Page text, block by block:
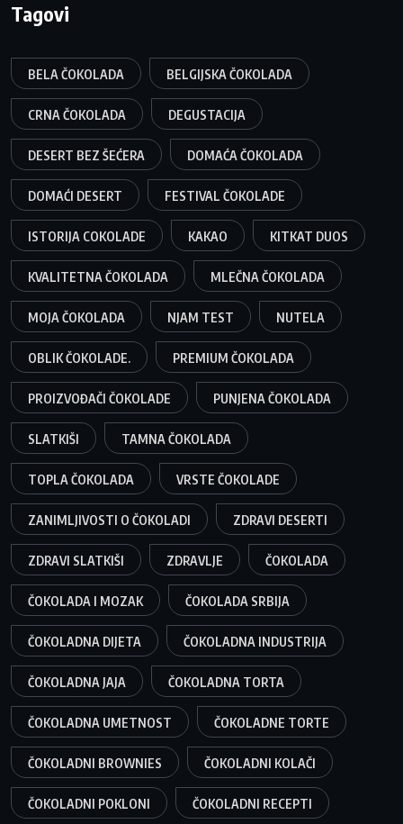
Tagovi
BELA ČOKOLADA BELGIJSKA ČOKOLADA
CRNA ČOKOLADA DEGUSTACIJA
DESERT BEZ ŠEĆERA DOMAĆA ČOKOLADA
DOMAĆI DESERT FESTIVAL ČOKOLADE
ISTORIJA COKOLADE KAKAO KITKAT DUOS
KVALITETNA ČOKOLADA MLEČNA ČOKOLADA
MOJA ČOKOLADA NJAM TEST NUTELA
OBLIK ČOKOLADE. PREMIUM ČOKOLADA
PROIZVOĐAČI ČOKOLADE PUNJENA ČOKOLADA
SLATKIŠI TAMNA ČOKOLADA
TOPLA ČOKOLADA VRSTE ČOKOLADE
ZANIMLJIVOSTI O ČOKOLADI ZDRAVI DESERTI
ZDRAVI SLATKIŠI ZDRAVLJE ČOKOLADA
ČOKOLADA I MOZAK ČOKOLADA SRBIJA
ČOKOLADNA DIJETA ČOKOLADNA INDUSTRIJA
ČOKOLADNA JAJA ČOKOLADNA TORTA
ČOKOLADNA UMETNOST ČOKOLADNE TORTE
ČOKOLADNI BROWNIES ČOKOLADNI KOLAČI
ČOKOLADNI POKLONI ČOKOLADNI RECEPTI